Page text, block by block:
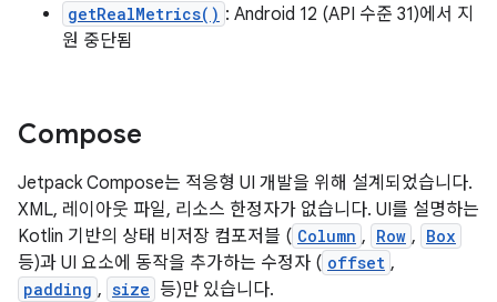
getRealMetrics() : Android 12 (API 수준 31)에서 지
원 중단됨
Compose
Jetpack Compose는 적응형 UI 개발을 위해 설계되었습니다.
XML, 레이아웃 파일, 리소스 한정자가 없습니다. UI를 설명하는
Kotlin 기반의 상태 비저장 컴포저블 ( Column , Row , Box
등)과 UI 요소에 동작을 추가하는 수정자 ( offset ,
padding , size 등)만 있습니다.